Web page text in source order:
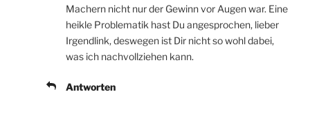
Machern nicht nur der Gewinn vor Augen war. Eine
heikle Problematik hast Du angesprochen, lieber
Irgendlink, deswegen ist Dir nicht so wohl dabei,
was ich nachvollziehen kann.
Antworten